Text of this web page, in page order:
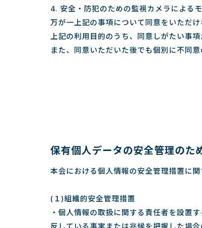
4. 安全・防犯のための監視カメラによる
万が一上記の事項について同意をいただ
上記の利用目的のうち、同意しがたい事
また、同意いただいた後でも個別に不同
保有個人データの安全管理のた
本会における個人情報の安全管理措置に関
(１)組織的安全管理措置
・個人情報の取扱に関する責任者を設置